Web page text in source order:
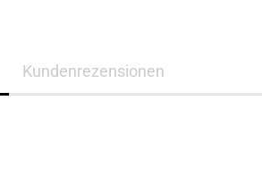
Kundenrezensionen